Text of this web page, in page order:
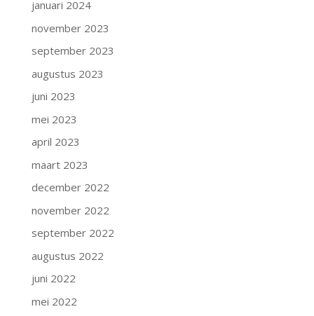
januari 2024
november 2023
september 2023
augustus 2023
juni 2023
mei 2023
april 2023
maart 2023
december 2022
november 2022
september 2022
augustus 2022
juni 2022
mei 2022